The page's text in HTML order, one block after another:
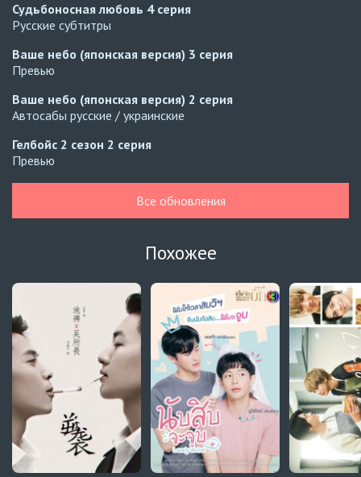
Судьбоносная любовь 4 серия
Русские субтитры
Ваше небо (японская версия) 3 серия
Превью
Ваше небо (японская версия) 2 серия
Автосабы русские / украинские
Гелбойс 2 сезон 2 серия
Превью
Автосабы русские / украинские
Огонь5 серия
Автосабы русские / украинские
Край горизонта
9 серия
Превью
Край горизонта
Автосабы русские / украинские
Все обновления
Похожее